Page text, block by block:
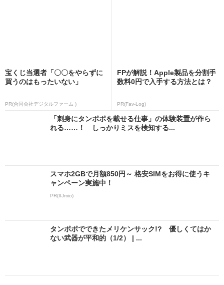
宝くじ当選者「〇〇をやらずに
買うのはもったいない」
PR(合同会社デジタルファーム )
FPが解説！Apple製品を分割手
数料0円で入手する方法とは？
PR(Fav-Log)
「刺身にタンポポを載せる仕事」の体験装置が作ら
れる……！ しっかりミスを検知する...
スマホ2GBで月額850円～ 格安SIMをお得に使うキ
ャンペーン実施中！
PR(IIJmio)
タンポポでできたメリケンサック!? 優しくてはか
ない武器が平和的（1/2） | ...